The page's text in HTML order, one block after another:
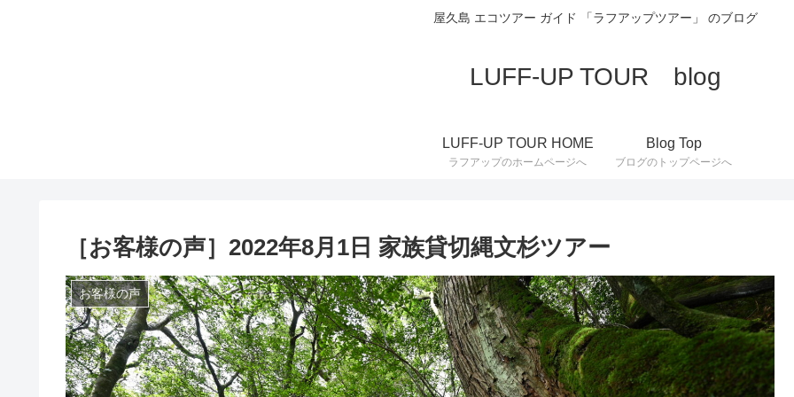
屋久島 エコツアー ガイド 「ラフアップツアー」 のブログ
LUFF-UP TOUR blog
LUFF-UP TOUR HOME
ラフアップのホームページへ
Blog Top
ブログのトップページへ
［お客様の声］2022年8月1日 家族貸切縄文杉ツアー
お客様の声